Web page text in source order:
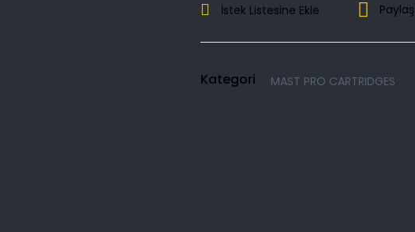
İstek Listesine Ekle Paylaş
Kategori MAST PRO CARTRIDGES